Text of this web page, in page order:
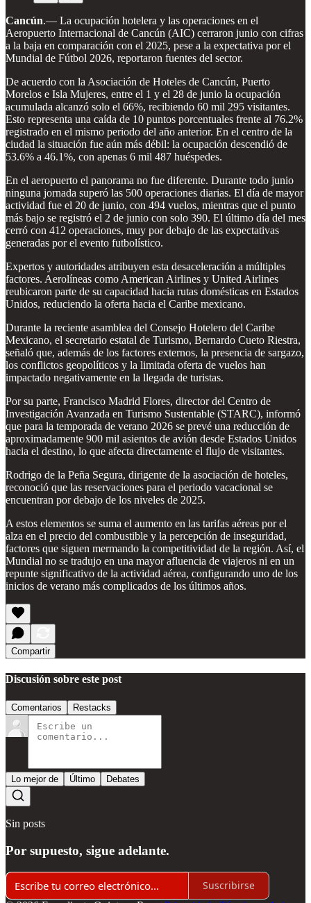
Cancún.— La ocupación hotelera y las operaciones en el
Aeropuerto Internacional de Cancún (AIC) cerraron junio con cifras
a la baja en comparación con el 2025, pese a la expectativa por el
Mundial de Fútbol 2026, reportaron fuentes del sector.
De acuerdo con la Asociación de Hoteles de Cancún, Puerto
Morelos e Isla Mujeres, entre el 1 y el 28 de junio la ocupación
acumulada alcanzó solo el 66%, recibiendo 60 mil 295 visitantes.
Esto representa una caída de 10 puntos porcentuales frente al 76.2%
registrado en el mismo periodo del año anterior. En el centro de la
ciudad la situación fue aún más débil: la ocupación descendió de
53.6% a 46.1%, con apenas 6 mil 487 huéspedes.
En el aeropuerto el panorama no fue diferente. Durante todo junio
ninguna jornada superó las 500 operaciones diarias. El día de mayor
actividad fue el 20 de junio, con 494 vuelos, mientras que el punto
más bajo se registró el 2 de junio con solo 390. El último día del mes
cerró con 412 operaciones, muy por debajo de las expectativas
generadas por el evento futbolístico.
Expertos y autoridades atribuyen esta desaceleración a múltiples
factores. Aerolíneas como American Airlines y United Airlines
reubicaron parte de su capacidad hacia rutas domésticas en Estados
Unidos, reduciendo la oferta hacia el Caribe mexicano.
Durante la reciente asamblea del Consejo Hotelero del Caribe
Mexicano, el secretario estatal de Turismo, Bernardo Cueto Riestra,
señaló que, además de los factores externos, la presencia de sargazo,
los conflictos geopolíticos y la limitada oferta de vuelos han
impactado negativamente en la llegada de turistas.
Por su parte, Francisco Madrid Flores, director del Centro de
Investigación Avanzada en Turismo Sustentable (STARC), informó
que para la temporada de verano 2026 se prevé una reducción de
aproximadamente 900 mil asientos de avión desde Estados Unidos
hacia el destino, lo que afecta directamente el flujo de visitantes.
Rodrigo de la Peña Segura, dirigente de la asociación de hoteles,
reconoció que las reservaciones para el periodo vacacional se
encuentran por debajo de los niveles de 2025.
A estos elementos se suma el aumento en las tarifas aéreas por el
alza en el precio del combustible y la percepción de inseguridad,
factores que siguen mermando la competitividad de la región. Así, el
Mundial no se tradujo en una mayor afluencia de viajeros ni en un
repunte significativo de la actividad aérea, configurando uno de los
inicios de verano más complicados de los últimos años.
Compartir
Discusión sobre este post
Comentarios Restacks
Lo mejor de Último Debates
Sin posts
Por supuesto, sigue adelante.
Suscribirse